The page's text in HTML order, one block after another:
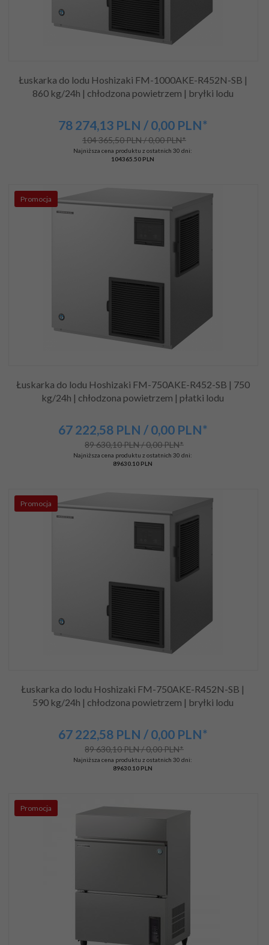
Łuskarka do lodu Hoshizaki FM-1000AKE-R452N-SB |
860 kg/24h | chłodzona powietrzem | bryłki lodu
78 274,13PLN / 0,00 PLN*
104 365,50 PLN / 0,00 PLN*
Najniższa cena produktu z ostatnich 30 dni:
104365.50 PLN
Promocja
Łuskarka do lodu Hoshizaki FM-750AKE-R452-SB | 750
kg/24h | chłodzona powietrzem | płatki lodu
67 222,58PLN / 0,00 PLN*
89 630,10 PLN / 0,00 PLN*
Najniższa cena produktu z ostatnich 30 dni:
89630.10 PLN
Promocja
Łuskarka do lodu Hoshizaki FM-750AKE-R452N-SB |
590 kg/24h | chłodzona powietrzem | bryłki lodu
67 222,58PLN / 0,00 PLN*
89 630,10 PLN / 0,00 PLN*
Najniższa cena produktu z ostatnich 30 dni:
89630.10 PLN
Promocja